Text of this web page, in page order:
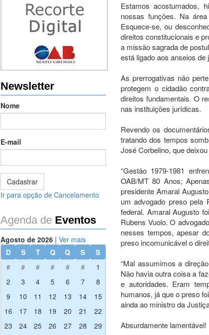
Newsletter
Nome
E-mail
Ir para opção de Cancelamento
Agenda de Eventos
Agosto de 2026 | Ver mais
D
S T Q Q S
S
#
# # # # #
1
2
3 4 5 6 7
8
9
10 11 12 13 14
15
16
17 18 19 20 21
22
23
24 25 26 27 28
29
Estamos acostumados,
nossas funções. Na
Esquece-se, ou
direitos constitucionais e
a missão sagrada de
está ligado aos anseios de
As prerrogativas não
protegem o cidadão
direitos fundamentais. O
nas instituições jurídicas.
Revendo os
tratando dos tempos
José Corbelino, que
“Gestão 1979-1981
OAB/MT 80 Anos;
presidente Amaral
um advogado preso pela
federal. Amaral Augusto
Rubens Vuolo. O
nesses tempos, apesar
preso incomunicável o
“Mal assumimos a
Não havia outra coisa a
e autoridades. Eram
humanos, já que o preso
ainda ao ministro da
Absurdamente lamentável!